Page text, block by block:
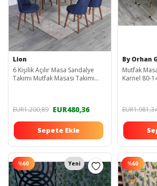
Lion
6 Kişilik Açılır Masa Sandalye
Takımı Mutfak Masası Takımı
EUR1.200,89 EUR480,36
Sepete Ekle
By Orhan
Mutfak
Karnel 80-
%60 Yeni %60